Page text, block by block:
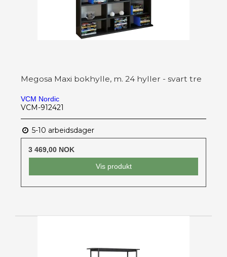
Megosa Maxi bokhylle, m. 24 hyller - svart tre
VCM Nordic
VCM-912421
5-10 arbeidsdager
3 469,00 NOK
Vis produkt